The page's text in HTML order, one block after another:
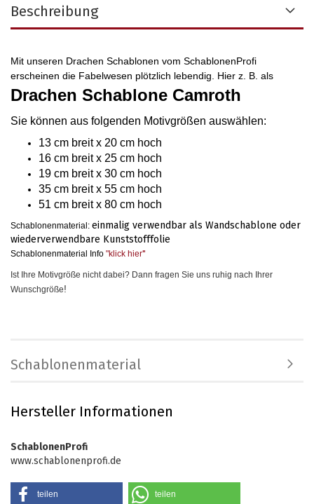
Beschreibung
Mit unseren Drachen Schablonen vom SchablonenProfi
erscheinen die Fabelwesen plötzlich lebendig. Hier z. B. als
Drachen Schablone Camroth
Sie können aus folgenden Motivgrößen auswählen:
13 cm breit x 20 cm hoch
16 cm breit x 25 cm hoch
19 cm breit x 30 cm hoch
35 cm breit x 55 cm hoch
51 cm breit x 80 cm hoch
Schablonenmaterial: einmalig verwendbar als Wandschablone oder
wiederverwendbare Kunststofffolie
Schablonenmaterial Info "klick hier"
Ist Ihre Motivgröße nicht dabei? Dann fragen Sie uns ruhig nach Ihrer
Wunschgröße!
Schablonenmaterial
Hersteller Informationen
SchablonenProfi
www.schablonenprofi.de
teilen teilen